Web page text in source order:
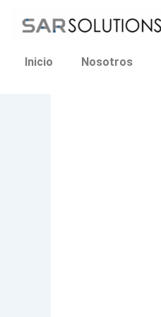
Inicio Nosotros